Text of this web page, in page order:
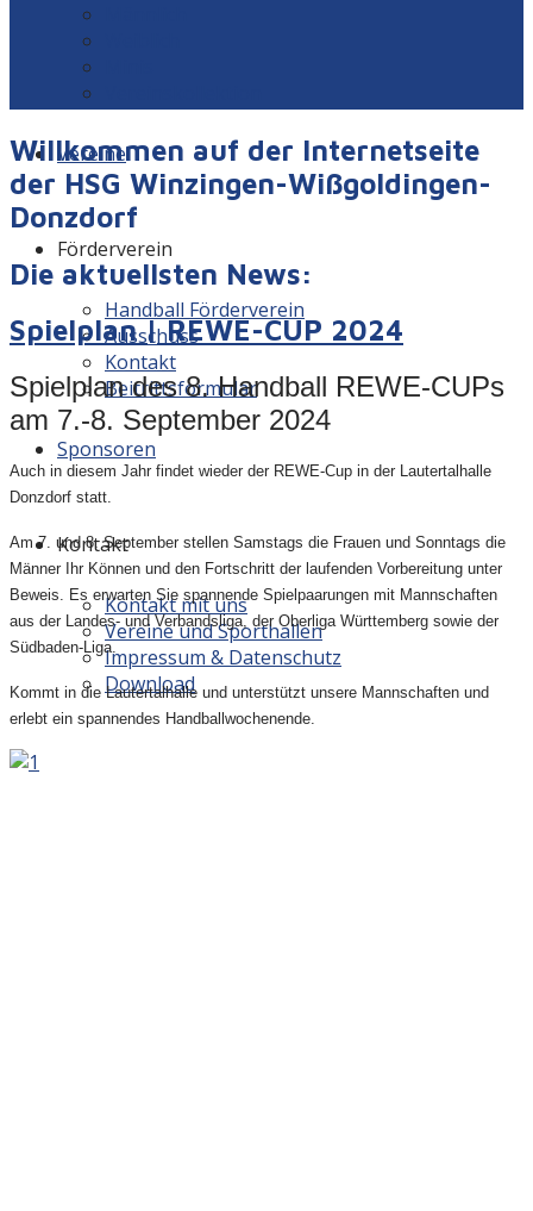
Vereine
Förderverein
Handball Förderverein
Ausschuss
Kontakt
Beitrittsformular
Sponsoren
Kontakt
Kontakt mit uns
Vereine und Sporthallen
Impressum & Datenschutz
Download
Willkommen auf der Internetseite
der HSG Winzingen-Wißgoldingen-
Donzdorf
Die aktuellsten News:
Spielplan | REWE-CUP 2024
Spielplan des 8. Handball REWE-CUPs
am 7.-8. September 2024
Auch in diesem Jahr findet wieder der REWE-Cup in der Lautertalhalle
Donzdorf statt.
Am 7. und 8. September stellen Samstags die Frauen und Sonntags die
Männer Ihr Können und den Fortschritt der laufenden Vorbereitung unter
Beweis. Es erwarten Sie spannende Spielpaarungen mit Mannschaften
aus der Landes- und Verbandsliga, der Oberliga Württemberg sowie der
Südbaden-Liga.
Kommt in die Lautertalhalle und unterstützt unsere Mannschaften und
erlebt ein spannendes Handballwochenende.